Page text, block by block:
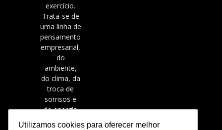
Utilizamos cookies para oferecer melhor
exercício.
Trata-se de
uma linha de
pensamento
empresarial,
do
ambiente,
do clima, da
troca de
sorrisos e
de energia
positiva.